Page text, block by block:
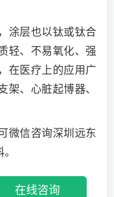
涂层也以钛或钛合
轻、不易氧化、强
在医疗上的应用广
架、心脏起博器、
微信咨询深圳远东
在线咨询